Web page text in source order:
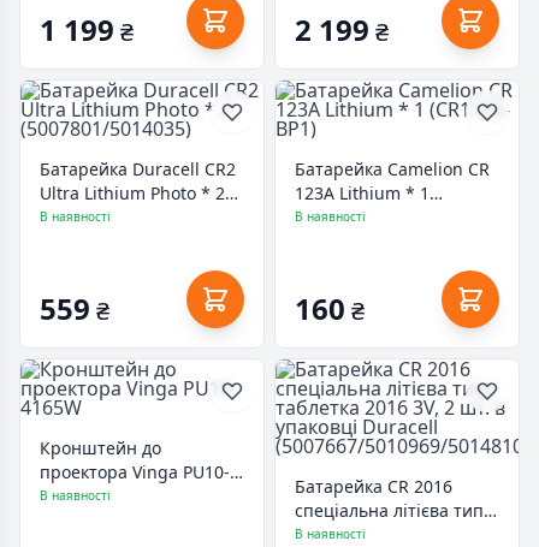
1 199 ₴ 2 199 ₴
Батарейка Duracell CR2
Ultra Lithium Photo * 2
(5007801/5014035)
В наявності
559 ₴
Батарейка Camelion CR
123A Lithium * 1
(CR123A-BP1)
В наявності
160 ₴
Кронштейн до
проектора Vinga PU10-
4165W
В наявності
Батарейка CR 2016
спеціальна літієва типу
таблетка 2016 3V, 2 шт.
В наявності